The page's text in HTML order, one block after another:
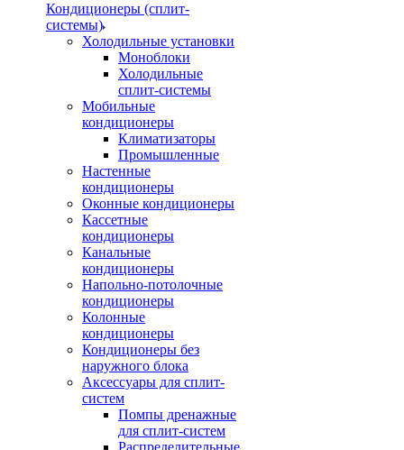
Кондиционеры (сплит-
системы)
Холодильные установки
Моноблоки
Холодильные
сплит-системы
Мобильные
кондиционеры
Климатизаторы
Промышленные
Настенные
кондиционеры
Оконные кондиционеры
Кассетные
кондиционеры
Канальные
кондиционеры
Напольно-потолочные
кондиционеры
Колонные
кондиционеры
Кондиционеры без
наружного блока
Аксессуары для сплит-
систем
Помпы дренажные
для сплит-систем
Распределительные